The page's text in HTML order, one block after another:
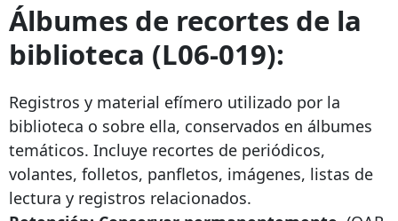
Álbumes de recortes de la
biblioteca (L06-019):
Registros y material efímero utilizado por la
biblioteca o sobre ella, conservados en álbumes
temáticos. Incluye recortes de periódicos,
volantes, folletos, panfletos, imágenes, listas de
lectura y registros relacionados.